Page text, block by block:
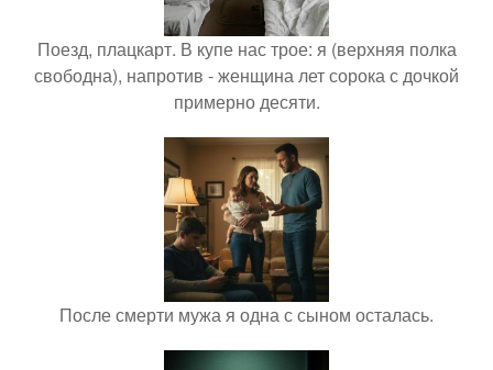
Поезд, плацкарт. В купе нас трое: я (верхняя полка
свободна), напротив - женщина лет сорока с дочкой
примерно десяти.
После смерти мужа я одна с сыном осталась.